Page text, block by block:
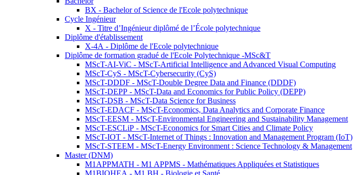
BX - Bachelor of Science de l'Ecole polytechnique
Cycle Ingénieur
X - Titre d’Ingénieur diplômé de l’École polytechnique
Diplôme d'établissement
X-4A - Diplôme de l'Ecole polytechnique
Diplôme de formation gradué de l'Ecole Polytechnique -MSc&T
MScT-AI-ViC - MScT-Artificial Intelligence and Advanced Visual Computing
MScT-CyS - MScT-Cybersecurity (CyS)
MScT-DDDF - MScT-Double Degree Data and Finance (DDDF)
MScT-DEPP - MScT-Data and Economics for Public Policy (DEPP)
MScT-DSB - MScT-Data Science for Business
MScT-EDACF - MScT-Economics, Data Analytics and Corporate Finance
MScT-EESM - MScT-Environmental Engineering and Sustainability Management
MScT-ESCLiP - MScT-Economics for Smart Cities and Climate Policy
MScT-IOT - MScT-Internet of Things : Innovation and Management Program (IoT)
MScT-STEEM - MScT-Energy Environment : Science Technology & Management
Master (DNM)
M1APPMATH - M1 APPMS - Mathématiques Appliquées et Statistiques
M1BIOHEA - M1 BH - Biologie et Santé